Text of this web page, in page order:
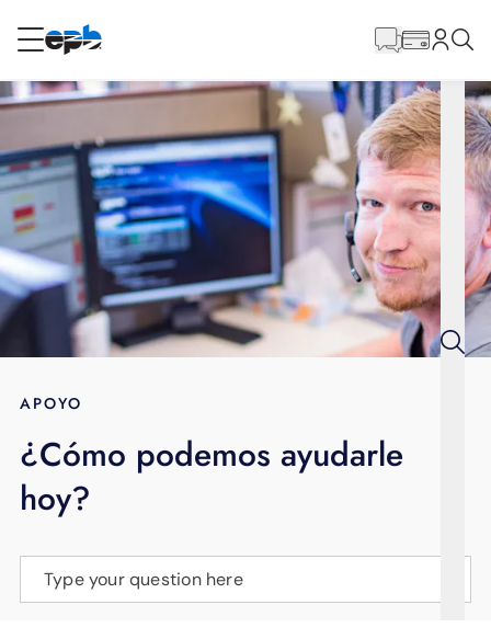
RESIDENCIAL
Internet
Energía
Televisión
BLOG
APOYO
principal
APOYO
¿Cómo podemos ayudarle
hoy?
Type your question here